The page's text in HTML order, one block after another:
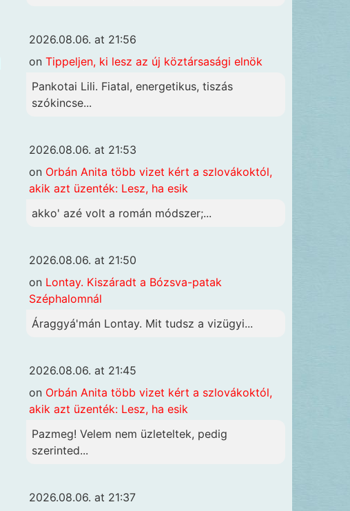
2026.08.06. at 21:56
on Tippeljen, ki lesz az új köztársasági elnök
Pankotai Lili. Fiatal, energetikus, tiszás
szókincse...
2026.08.06. at 21:53
on Orbán Anita több vizet kért a szlovákoktól,
akik azt üzenték: Lesz, ha esik
akko' azé volt a román módszer;...
2026.08.06. at 21:50
on Lontay. Kiszáradt a Bózsva-patak
Széphalomnál
Áraggyá'mán Lontay. Mit tudsz a vizügyi...
2026.08.06. at 21:45
on Orbán Anita több vizet kért a szlovákoktól,
akik azt üzenték: Lesz, ha esik
Pazmeg! Velem nem üzleteltek, pedig
szerinted...
2026.08.06. at 21:37